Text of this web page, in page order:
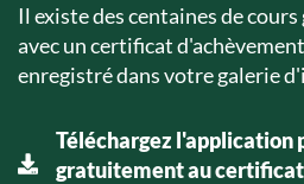
Il existe des centaines de
avec un certificat
enregistré dans votre galerie
Téléchargez l'application
gratuitement au